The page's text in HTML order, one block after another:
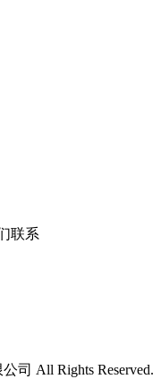
联系
司 All Rights Reserved.